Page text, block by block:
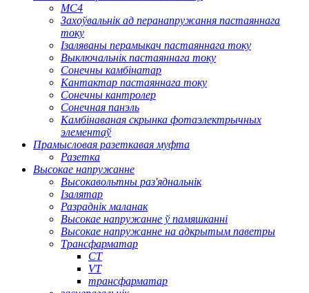
МС4
Захоўвальнік ад перанапружання пастаяннага
току
Ізаляваны перамыкач пастаяннага току
Выключальнік пастаяннага току
Сонечны камбінатар
Кантактар ​​пастаяннага току
Сонечны кантролер
Сонечная панэль
Камбінаваная скрынка фотаэлектрычных
элементаў
Прамысловая разеткавая муфта
Разетка
Высокае напружанне
Высокавольтны раз'яднальнік
Ізалятар
Разраднік маланак
Высокае напружанне ў памяшканні
Высокае напружанне на адкрытым паветры
Трансфарматар
CT
VT
трансфарматар